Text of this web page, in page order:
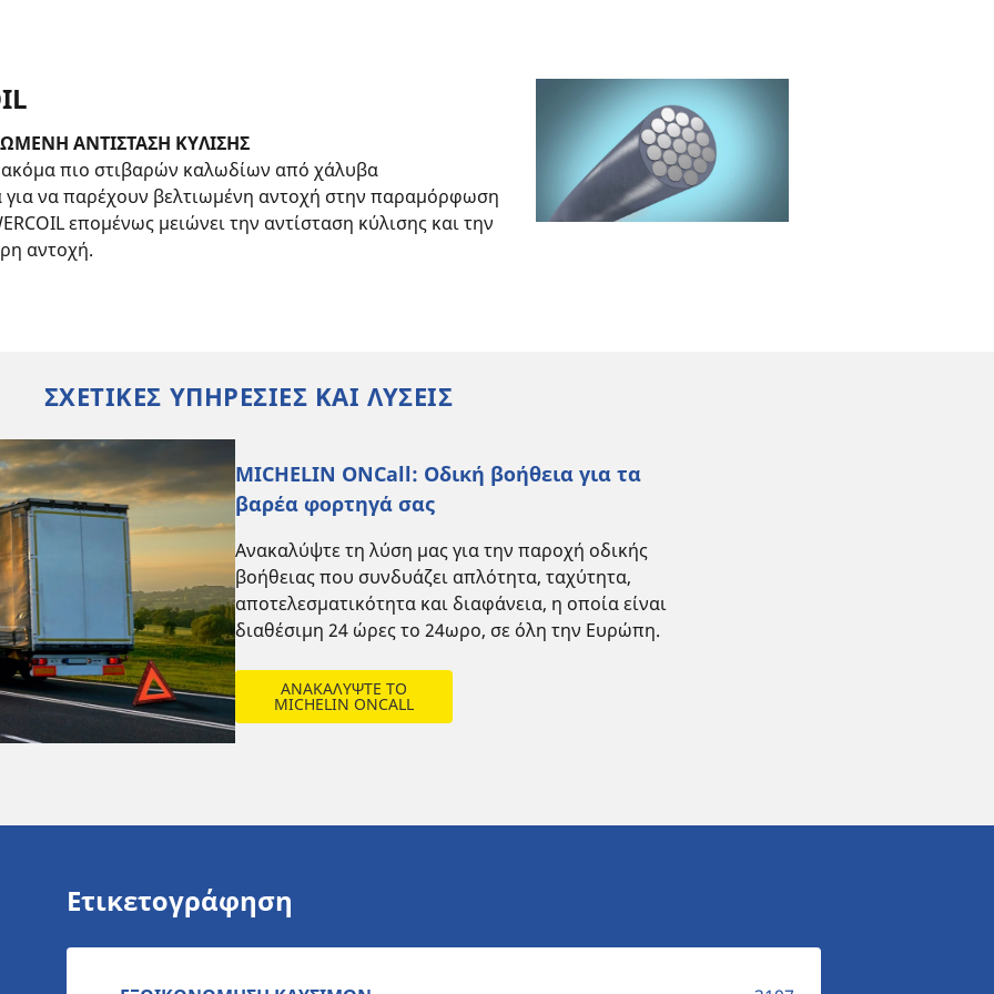
ΑΝΤΙΣΤΑΣΗ ΚΥΛΙΣΗΣ
πιο στιβαρών καλωδίων από χάλυβα
για να παρέχουν βελτιωμένη αντοχή στην παραμόρφωση
επομένως μειώνει την αντίσταση κύλισης και την
αντοχή.
ΣΧΕΤΙΚΕΣ ΥΠΗΡΕΣΙΕΣ ΚΑΙ ΛΥΣΕΙΣ
MICHELIN ONCall: Οδική βοήθεια για τα
βαρέα φορτηγά σας
Ανακαλύψτε τη λύση μας για την παροχή οδικής
βοήθειας που συνδυάζει απλότητα, ταχύτητα,
αποτελεσματικότητα και διαφάνεια, η οποία είναι
διαθέσιμη 24 ώρες το 24ωρο, σε όλη την Ευρώπη.
ΑΝΑΚΑΛΥΨΤΕ ΤΟ
MICHELIN ONCALL
Ετικετογράφηση